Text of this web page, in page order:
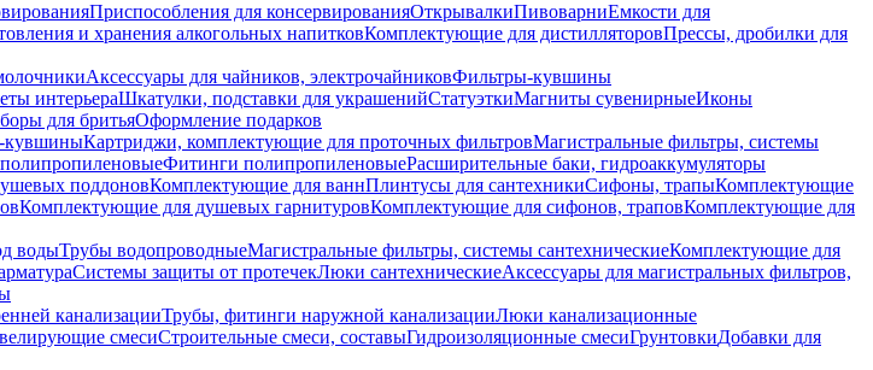
Приспособления для консервированияОткрывалкиПивоварниЕмкости для
и хранения алкогольных напитковКомплектующие для дистилляторовПрессы, дробилки для
Аксессуары для чайников, электрочайниковФильтры-кувшины
интерьераШкатулки, подставки для украшенийСтатуэткиМагниты сувенирныеИконы
для бритьяОформление подарков
кувшиныКартриджи, комплектующие для проточных фильтровМагистральные фильтры, системы
Фитинги полипропиленовыеРасширительные баки, гидроаккумуляторы
поддоновКомплектующие для ваннПлинтусы для сантехникиСифоны, трапыКомплектующие
Комплектующие для душевых гарнитуровКомплектующие для сифонов, траповКомплектующие для
водыТрубы водопроводныеМагистральные фильтры, системы сантехническиеКомплектующие для
Системы защиты от протечекЛюки сантехническиеАксессуары для магистральных фильтров,
канализацииТрубы, фитинги наружной канализацииЛюки канализационные
смесиСтроительные смеси, составыГидроизоляционные смесиГрунтовкиДобавки для